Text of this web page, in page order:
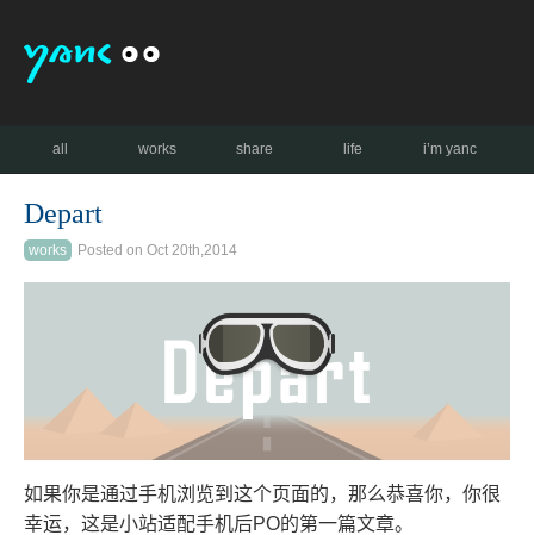
all works share life i’m yanc
Depart
works Posted on Oct 20th,2014
如果你是通过手机浏览到这个页面的，那么恭喜你，你很
幸运，这是小站适配手机后PO的第一篇文章。